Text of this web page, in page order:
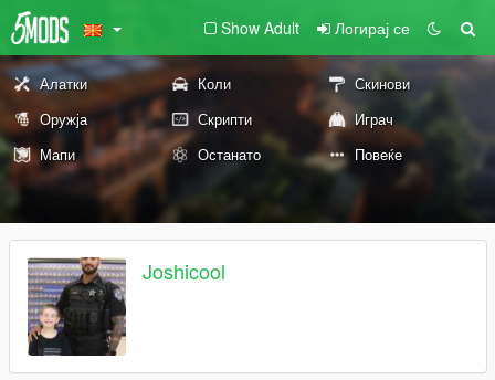
Show Adult Логирај се
Алатки Коли
Скинови
Оружја
Скрипти
Играч
Мапи
Останато Повеќе
Joshicool